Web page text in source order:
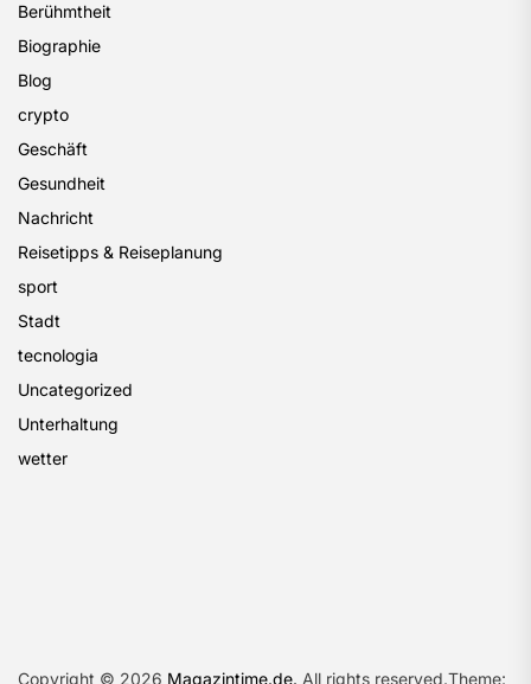
Berühmtheit
Biographie
Blog
crypto
Geschäft
Gesundheit
Nachricht
Reisetipps & Reiseplanung
sport
Stadt
tecnologia
Uncategorized
Unterhaltung
wetter
Copyright © 2026 Magazintime.de. All rights reserved.Theme: